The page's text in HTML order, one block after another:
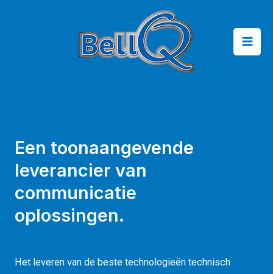
Een toonaangevende
leverancier van
communicatie
oplossingen.
Het leveren van de beste technologieën technisch